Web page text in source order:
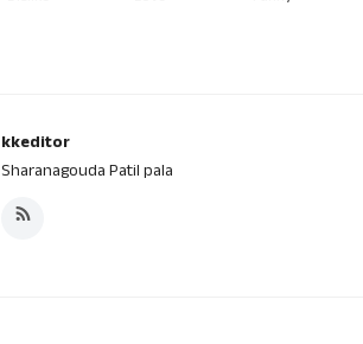
kkeditor
Sharanagouda Patil pala